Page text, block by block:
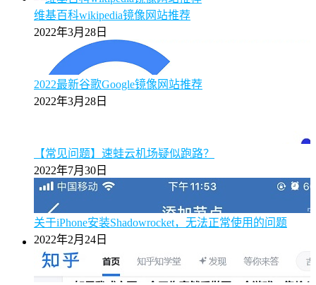
维基百科wikipedia镜像网站推荐
2022年3月28日
2022最新谷歌Google镜像网站推荐
2022年3月28日
【常见问题】速蛙云机场疑似跑路？
2022年7月30日
关于iPhone安装Shadowrocket，无法正常使用的问题
2022年2月24日